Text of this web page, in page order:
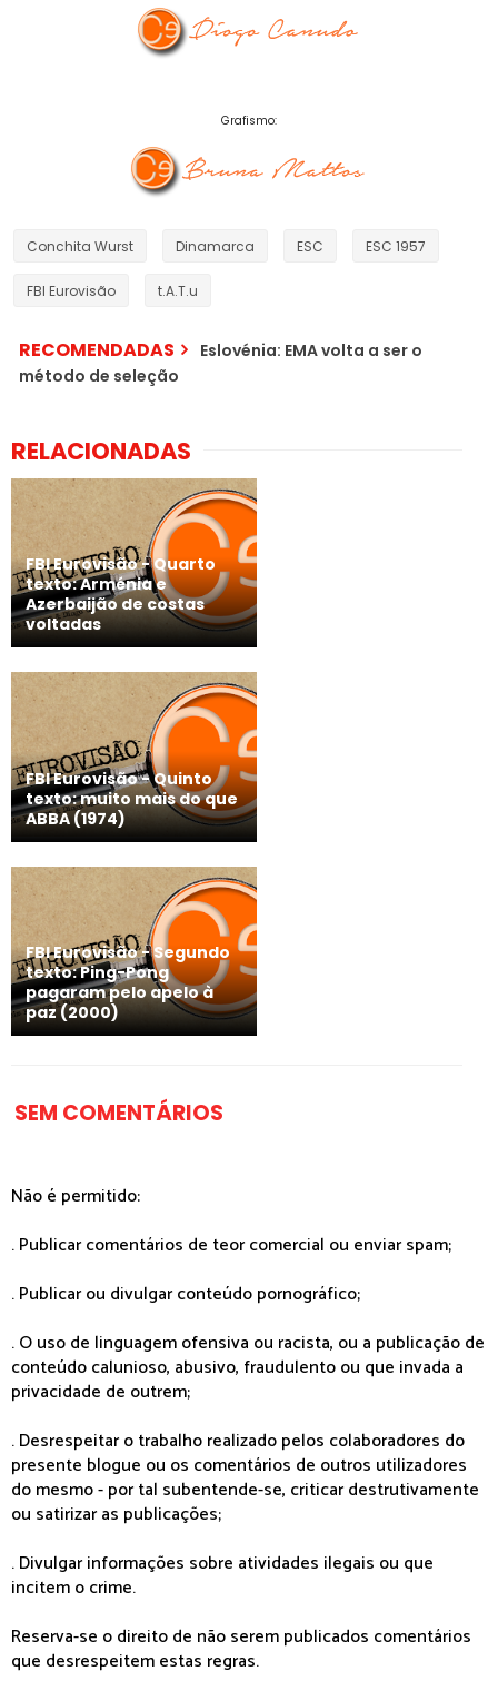
Grafismo:
Conchita Wurst Dinamarca ESC ESC 1957
FBI Eurovisão t.A.T.u
RECOMENDADAS
Eslovénia: EMA volta a ser o
método de seleção
RELACIONADAS
FBI Eurovisão - Quarto
texto: Arménia e
Azerbaijão de costas
voltadas
FBI Eurovisão - Quinto
texto: muito mais do que
ABBA (1974)
FBI Eurovisão - Segundo
texto: Ping-Pong
pagaram pelo apelo à
paz (2000)
SEM COMENTÁRIOS
Não é permitido:
. Publicar comentários de teor comercial ou enviar spam;
. Publicar ou divulgar conteúdo pornográfico;
. O uso de linguagem ofensiva ou racista, ou a publicação de
conteúdo calunioso, abusivo, fraudulento ou que invada a
privacidade de outrem;
. Desrespeitar o trabalho realizado pelos colaboradores do
presente blogue ou os comentários de outros utilizadores
do mesmo - por tal subentende-se, criticar destrutivamente
ou satirizar as publicações;
. Divulgar informações sobre atividades ilegais ou que
incitem o crime.
Reserva-se o direito de não serem publicados comentários
que desrespeitem estas regras.